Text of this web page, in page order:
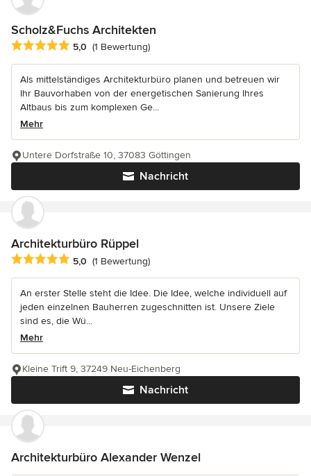
Scholz&Fuchs Architekten
Durchschnittliche Bewertung: 5 von 5 Sternen
5,0 (1 Bewertung)
Als mittelständiges Architekturbüro planen und betreuen wir
Ihr Bauvorhaben von der energetischen Sanierung Ihres
Altbaus bis zum komplexen Ge...
Mehr
Nachricht
Untere Dorfstraße 10, 37083 Göttingen
Architekturbüro Rüppel
Durchschnittliche Bewertung: 5 von 5 Sternen
5,0 (1 Bewertung)
An erster Stelle steht die Idee. Die Idee, welche individuell auf
jeden einzelnen Bauherren zugeschnitten ist. Unsere Ziele
sind es, die Wü...
Mehr
Nachricht
Kleine Trift 9, 37249 Neu-Eichenberg
Architekturbüro Alexander Wenzel